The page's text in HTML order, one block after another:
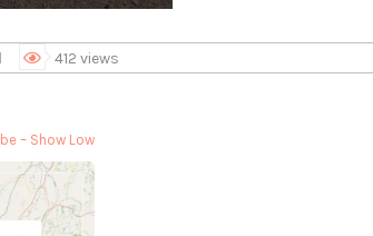
412 views
– Show Low